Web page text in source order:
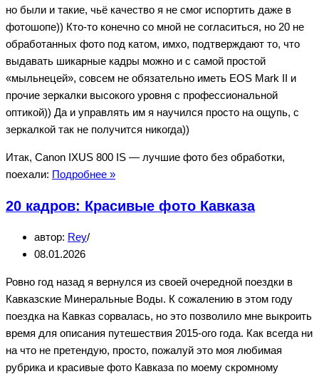
но были и такие, чьё качество я не смог испортить даже в
фотошопе)) Кто-то конечно со мной не согласиться, но 20 не
обработанных фото под катом, имхо, подтверждают то, что
выдавать шикарные кадры можно и с самой простой
«мыльнецей», совсем не обязательно иметь EOS Mark II и
прочие зеркалки высокого уровня с профессиональной
оптикой)) Да и управлять им я научился просто на ощупь, с
зеркалкой так не получится никогда))
Итак, Canon IXUS 800 IS — лучшие фото без обработки,
поехали: Подробнее »Canon
800
20 кадров: Красивые фото Кавказа
автор: Rey
08.01.2026
Ровно год назад я вернулся из своей очередной поездки в
Кавказские Минеральные Воды. К сожалению в этом году
поездка на Кавказ сорвалась, но это позволило мне выкроить
время для описания путешествия 2015-ого года. Как всегда ни
на что не претендую, просто, пожалуй это моя любимая
рубрика и красивые фото Кавказа по моему скромному